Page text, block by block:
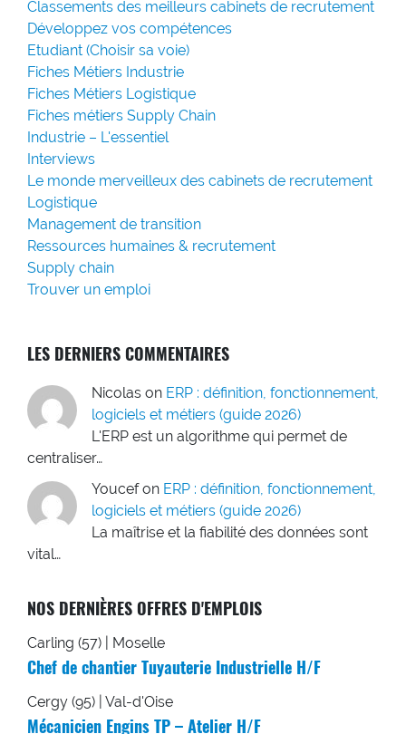
Classements des meilleurs cabinets de recrutement
Développez vos compétences
Etudiant (Choisir sa voie)
Fiches Métiers Industrie
Fiches Métiers Logistique
Fiches métiers Supply Chain
Industrie – L'essentiel
Interviews
Le monde merveilleux des cabinets de recrutement
Logistique
Management de transition
Ressources humaines & recrutement
Supply chain
Trouver un emploi
LES DERNIERS COMMENTAIRES
Nicolas on ERP : définition, fonctionnement,
logiciels et métiers (guide 2026)
L'ERP est un algorithme qui permet de
centraliser…
Youcef on ERP : définition, fonctionnement,
logiciels et métiers (guide 2026)
La maîtrise et la fiabilité des données sont
vital…
NOS DERNIÈRES OFFRES D'EMPLOIS
Carling (57) | Moselle
Chef de chantier Tuyauterie Industrielle H/F
Cergy (95) | Val-d'Oise
Mécanicien Engins TP – Atelier H/F